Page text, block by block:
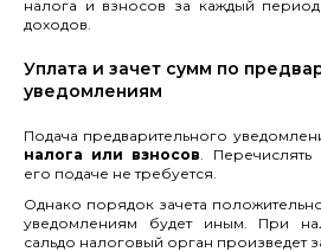
налога и взносов за каждый
доходов.
Уплата и зачет сумм по
уведомлениям
Подача предварительного
налога или взносов.
его подаче не требуется.
Однако порядок зачета
уведомлениям будет иным. При
сальдо налоговый орган произведет